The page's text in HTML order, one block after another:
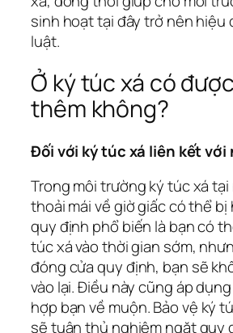
sinh hoạt tại đây trở nên hiệu
luật.
Ở ký túc xá có
thêm không?
Đối với ký túc xá liên kết
Trong môi trường ký túc xá
thoải mái về giờ giấc có thể bị
quy định phổ biến là bạn có
túc xá vào thời gian sớm,
đóng cửa quy định, bạn sẽ
vào lại. Điều này cũng áp
hợp bạn về muộn. Bảo vệ ký
sẽ tuân thủ nghiêm ngặt quy